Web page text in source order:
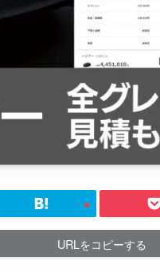
URLをコピーする